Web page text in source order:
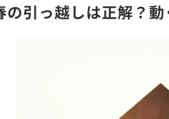
の引っ越しは正解？